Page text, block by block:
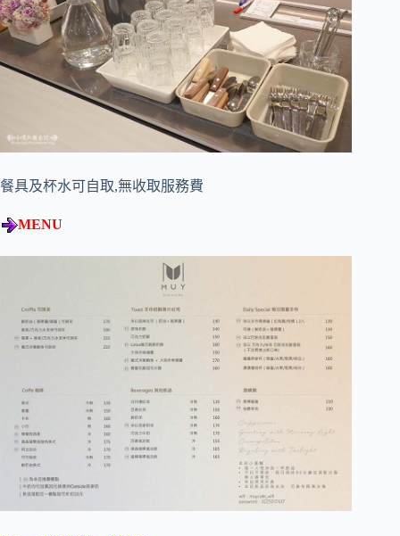
餐具及杯水可自取,無收取服務費
MENU